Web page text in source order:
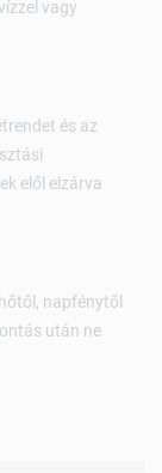
vagy
és az
elől elzárva
napfénytől
után ne